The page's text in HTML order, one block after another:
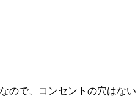
ので、コンセントの穴はない